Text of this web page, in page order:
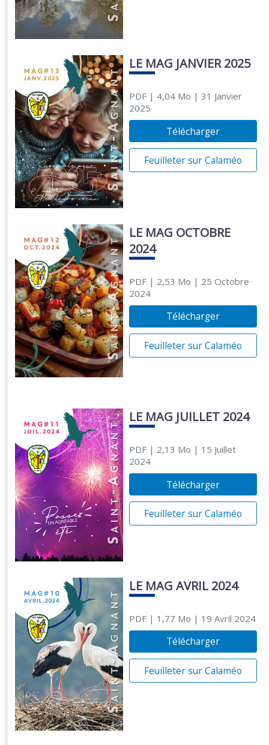
LE MAG JANVIER 2025
PDF| 4,04 Mo | 31 Janvier
2025
Télécharger
Feuilleter sur Calaméo
LE MAG OCTOBRE
2024
PDF| 2,53 Mo | 25 Octobre
2024
Télécharger
Feuilleter sur Calaméo
LE MAG JUILLET 2024
PDF| 2,13 Mo | 15 Juillet
2024
Télécharger
Feuilleter sur Calaméo
LE MAG AVRIL 2024
PDF| 1,77 Mo | 19 Avril 2024
Télécharger
Feuilleter sur Calaméo